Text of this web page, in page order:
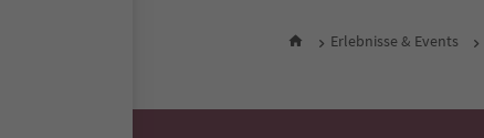
Erlebnisse & Events